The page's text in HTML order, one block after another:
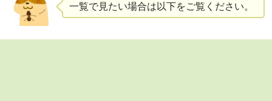
一覧で見たい場合は以下をご覧ください。